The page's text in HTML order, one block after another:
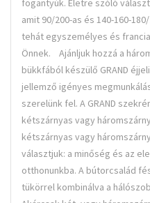
fogantyúk. Életre szóló
amit 90/200-as és 140-160-
tehát egyszemélyes és
Önnek. Ajánljuk hozzá a
bükkfából készülő GRAND
jellemző igényes
szerelünk fel. A GRAND
kétszárnyas vagy
kétszárnyas vagy
választjuk: a minőség és az
otthonunkba. A bútorcsalád
tükörrel kombinálva a